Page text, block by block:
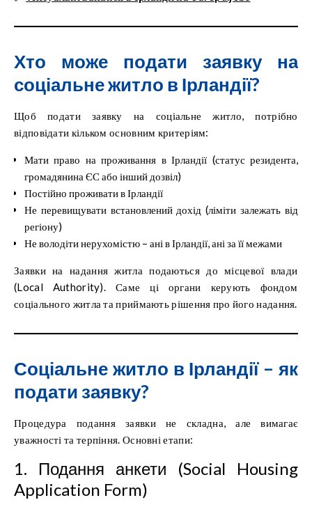
виглядає процес очікування.
Хто може подати заявку на
соціальне житло в Ірландії?
Щоб подати заявку на соціальне житло, потрібно
відповідати кільком основним критеріям:
Мати право на проживання в Ірландії (статус резидента,
громадянина ЄС або інший дозвіл)
Постійно проживати в Ірландії
Не перевищувати встановлений дохід (ліміти залежать від
регіону)
Не володіти нерухомістю – ані в Ірландії, ані за її межами
Заявки на надання житла подаються до місцевої влади
(Local Authority). Саме ці органи керують фондом
соціального житла та приймають рішення про його надання.
Соціальне житло в Ірландії – як
подати заявку?
Процедура подання заявки не складна, але вимагає
уважності та терпіння. Основні етапи:
1️. Подання анкети (Social Housing
Application Form)